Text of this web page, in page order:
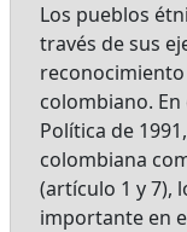
Los pueblos
través de sus
colombiano.
Política de
colombiana
(artículo 1 y 7),
importante en